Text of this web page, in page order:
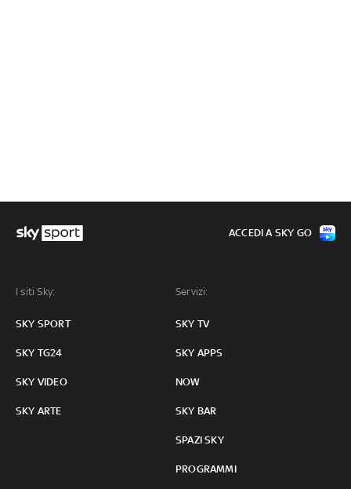
I siti Sky:
SKY SPORT
SKY TG24
SKY VIDEO
SKY ARTE
Servizi:
SKY TV
SKY APPS
NOW
SKY BAR
SPAZI SKY
PROGRAMMI
ACCEDI A SKY GO